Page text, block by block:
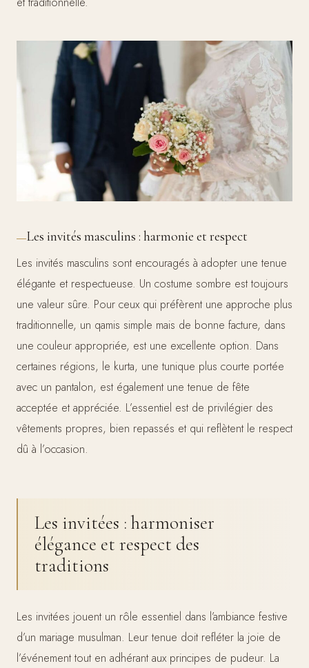
Les invités masculins : harmonie et respect
Les invités masculins sont encouragés à adopter une tenue
élégante et respectueuse. Un costume sombre est toujours
une valeur sûre. Pour ceux qui préfèrent une approche plus
traditionnelle, un qamis simple mais de bonne facture, dans
une couleur appropriée, est une excellente option. Dans
certaines régions, le kurta, une tunique plus courte portée
avec un pantalon, est également une tenue de fête
acceptée et appréciée. L’essentiel est de privilégier des
vêtements propres, bien repassés et qui reflètent le respect
dû à l’occasion.
Les invitées : harmoniser
élégance et respect des
traditions
Les invitées jouent un rôle essentiel dans l’ambiance festive
d’un mariage musulman. Leur tenue doit refléter la joie de
l’événement tout en adhérant aux principes de pudeur. La